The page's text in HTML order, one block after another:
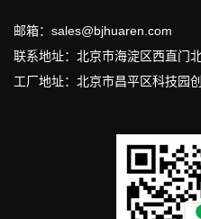
邮箱：sales@bjhuaren.com
联系地址：北京市海淀区西直门
工厂地址：北京市昌平区科技园